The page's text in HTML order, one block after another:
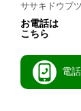
ササキドウブ
お電話は
こちら
電